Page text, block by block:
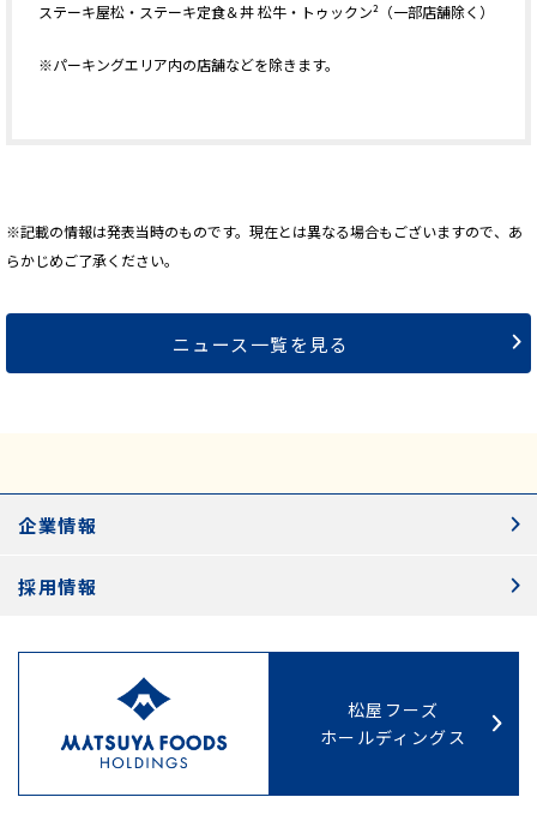
ステーキ屋松・ステーキ定食＆丼 松牛・トゥックン²（一部店舗除く）
※パーキングエリア内の店舗などを除きます。
※記載の情報は発表当時のものです。現在とは異なる場合もございますので、あ
らかじめご了承ください。
ニュース一覧を見る
企業情報
採用情報
松屋フーズ
ホールディングス